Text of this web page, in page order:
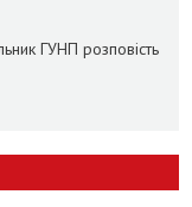
ГУНП розповість